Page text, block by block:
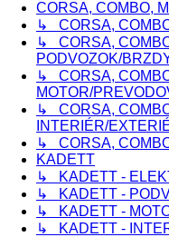
CORSA, COMBO,
↳ CORSA,
↳ CORSA,
PODVOZOK/
↳ CORSA,
MOTOR/
↳ CORSA,
INTERIÉR/
↳ CORSA,
KADETT
↳ KADETT -
↳ KADETT -
↳ KADETT -
↳ KADETT -